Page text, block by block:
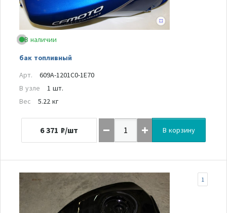
В наличии
бак топливный
Арт.
609A-1201C0-1E70
В узле
1 шт.
Вес
5.22 кг
6 371 ₽/шт В корзину
1